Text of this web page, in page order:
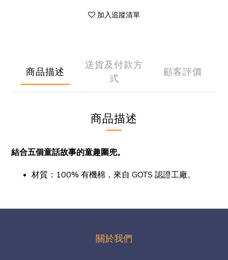
加入追蹤清單
商品描述
送貨及付款方
式
顧客評價
商品描述
結合五個童話故事的童趣圍兜。
材質： 100% 有機棉，來自 GOTS 認證工廠。
關於我們